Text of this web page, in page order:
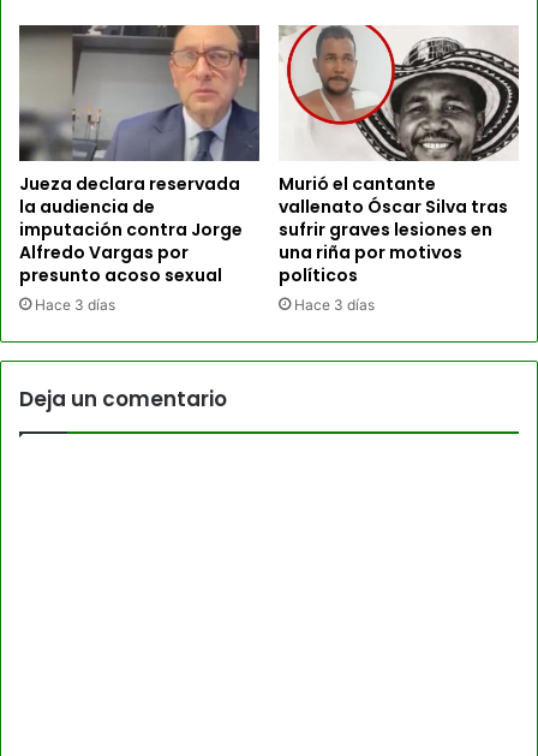
Jueza declara reservada
la audiencia de
imputación contra Jorge
Alfredo Vargas por
presunto acoso sexual
Hace 3 días
Murió el cantante
vallenato Óscar Silva tras
sufrir graves lesiones en
una riña por motivos
políticos
Hace 3 días
Deja un comentario